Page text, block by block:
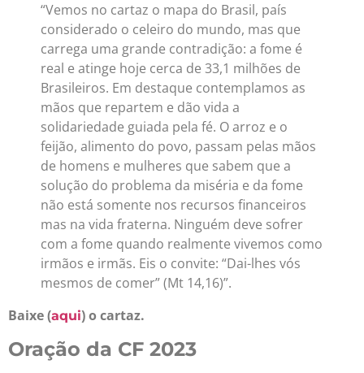
“Vemos no cartaz o mapa do Brasil, país
considerado o celeiro do mundo, mas que
carrega uma grande contradição: a fome é
real e atinge hoje cerca de 33,1 milhões de
Brasileiros. Em destaque contemplamos as
mãos que repartem e dão vida a
solidariedade guiada pela fé. O arroz e o
feijão, alimento do povo, passam pelas mãos
de homens e mulheres que sabem que a
solução do problema da miséria e da fome
não está somente nos recursos financeiros
mas na vida fraterna. Ninguém deve sofrer
com a fome quando realmente vivemos como
irmãos e irmãs. Eis o convite: “Dai-lhes vós
mesmos de comer” (Mt 14,16)”.
Baixe (aqui) o cartaz.
Oração da CF 2023